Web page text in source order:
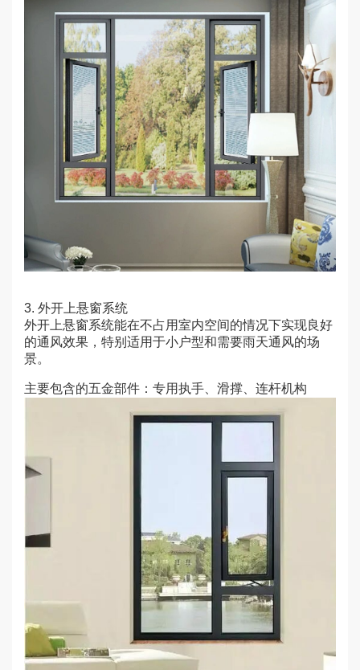
3. 外开上悬窗系统
外开上悬窗系统能在不占用室内空间的情况下实现良好
的通风效果，特别适用于小户型和需要雨天通风的场
景。
主要包含的五金部件：专用执手、滑撑、连杆机构